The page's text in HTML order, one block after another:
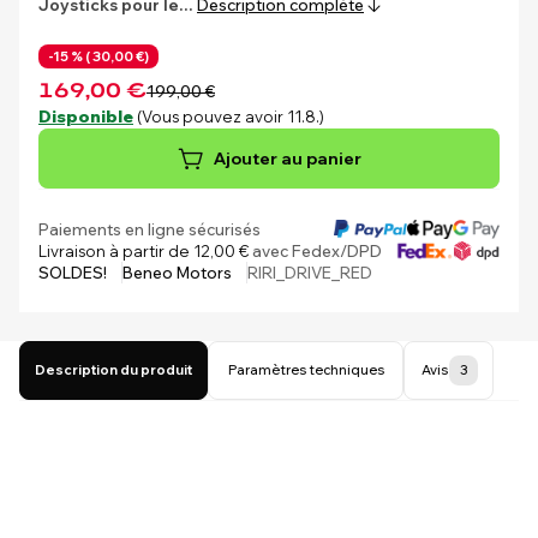
Joysticks pour le… Description complète
-15 % (30,00 €)
169,00 €199,00 €
Disponible (Vous pouvez avoir 11.8.)
Ajouter au panier
Paiements en ligne sécurisés
Livraison à partir de 12,00 €avec Fedex/DPD
SOLDES!
Beneo Motors RIRI_DRIVE_RED
Description du produit Paramètres techniques Avis 3